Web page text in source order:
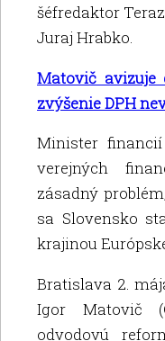
šéfredaktor
Juraj Hrabko.
Matovič avizuje
zvýšenie DPH
Minister
verejných
zásadný
sa Slovensko
krajinou
Bratislava 2.
Igor Matovič
odvodovú